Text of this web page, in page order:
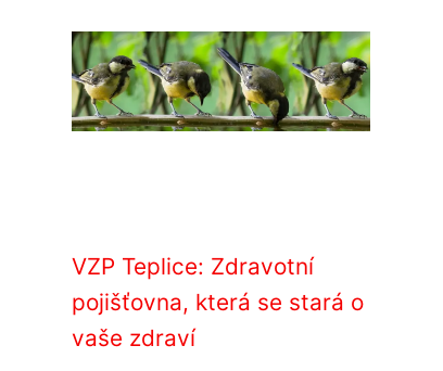
VZP Teplice: Zdravotní
pojišťovna, která se stará o
vaše zdraví